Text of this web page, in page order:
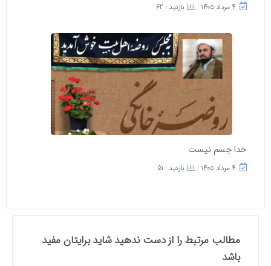
۴ مرداد ۱۴۰۵ بازدید : 62
خدا جسم نیست
۴ مرداد ۱۴۰۵ بازدید : 51
مطالب مرتبط را از دست ندهید شاید برایتان مفید
باشد